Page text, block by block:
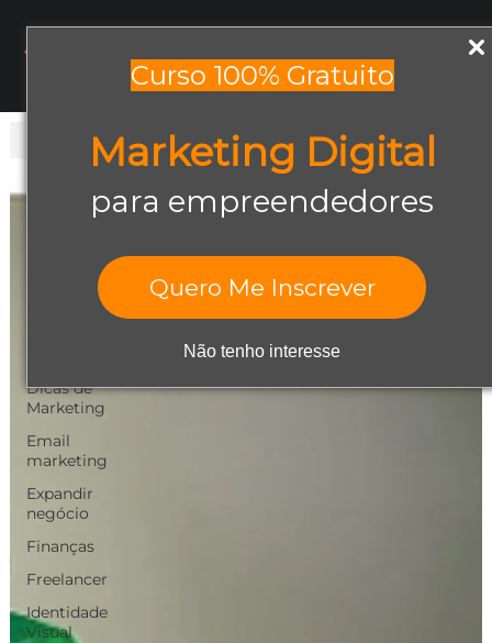
Curso 100% Gratuito
Marketing Digital
para empreendedores
Quero Me Inscrever
Não tenho interesse
Abrir negócio
Design Gráfico
Dicas de
Marketing
Email
marketing
Expandir
negócio
Finanças
Freelancer
Identidade
Visual
Todos os posts